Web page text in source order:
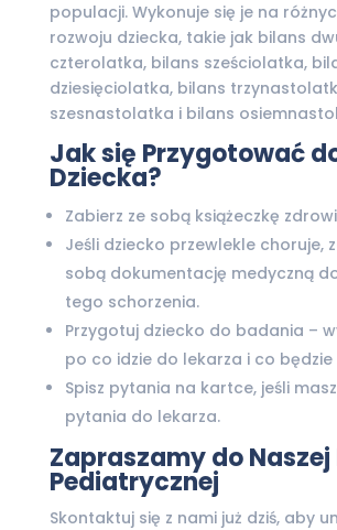
populacji. Wykonuje się je na
rozwoju dziecka, takie jak bilans
czterolatka, bilans sześciolatka,
dziesięciolatka, bilans
szesnastolatka i bilans
Jak się Przygotować
Dziecka?
Zabierz ze sobą książeczkę
Jeśli dziecko przewlekle choruje,
sobą dokumentację medyczną
tego schorzenia.
Przygotuj dziecko do badania –
po co idzie do lekarza i co
Spisz pytania na kartce, jeśli
pytania do lekarza.
Zapraszamy do Naszej
Pediatrycznej
Skontaktuj się z nami już dziś, aby